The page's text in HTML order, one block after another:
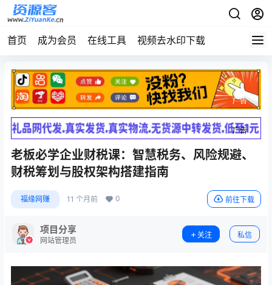
首页 成为会员 在线工具 视频去水印下载
广告
广告
老板必学企业财税课：智慧税务、风险规避、
财税筹划与股权架构搭建指南
福缘网赚 11 个月前 0 前往下载
项目分享
网站管理员
关注 私信